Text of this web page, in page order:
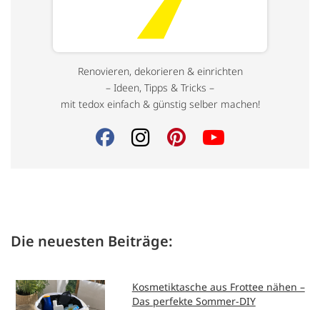
Renovieren, dekorieren & einrichten
– Ideen, Tipps & Tricks –
mit tedox einfach & günstig selber machen!
Die neuesten Beiträge:
Kosmetiktasche aus Frottee nähen –
Das perfekte Sommer-DIY